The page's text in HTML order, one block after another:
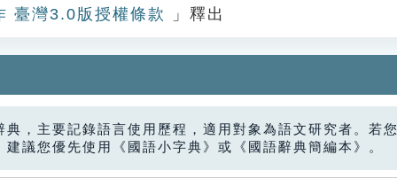
臺灣3.0版授權條款 」釋出
典，主要記錄語言使用歷程，適用對象為語文研究者。若
議您優先使用《國語小字典》或《國語辭典簡編本》。